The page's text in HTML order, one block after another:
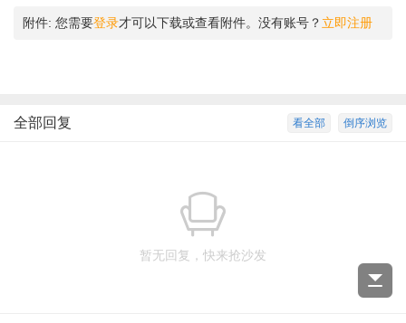
附件: 您需要登录才可以下载或查看附件。没有账号？ 立即注册
倒序浏览
看全部
全部回复
暂无回复，快来抢沙发